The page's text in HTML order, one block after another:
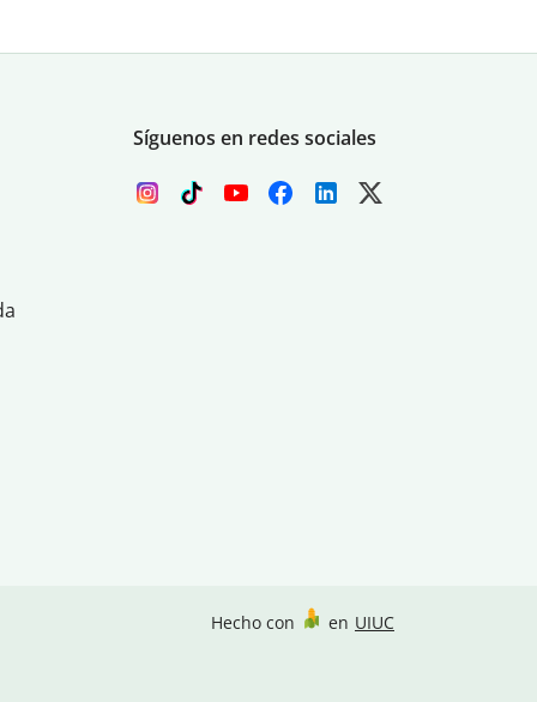
Síguenos en redes sociales
Hecho con en UIUC